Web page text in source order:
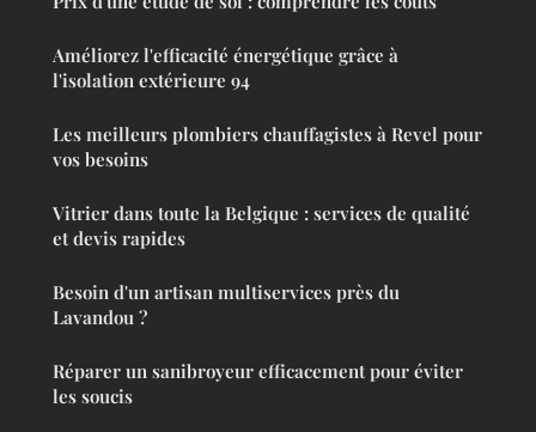
Améliorez l'efficacité énergétique grâce à
l'isolation extérieure 94
Les meilleurs plombiers chauffagistes à Revel pour
vos besoins
Vitrier dans toute la Belgique : services de qualité
et devis rapides
Besoin d'un artisan multiservices près du
Lavandou ?
Réparer un sanibroyeur efficacement pour éviter
les soucis